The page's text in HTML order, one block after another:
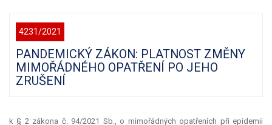
4231/2021
PANDEMICKÝ ZÁKON: PLATNOST ZMĚNY
MIMOŘÁDNÉHO OPATŘENÍ PO JEHO
ZRUŠENÍ
k § 2 zákona č. 94/2021 Sb., o mimořádných opatřeních při epidemii